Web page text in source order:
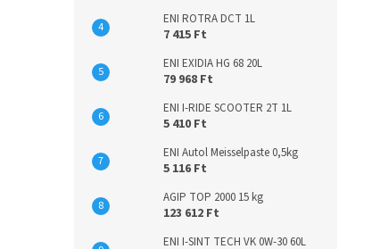
ENI ROTRA DCT 1L
7 415 Ft
ENI EXIDIA HG 68 20L
79 968 Ft
ENI I-RIDE SCOOTER 2T 1L
5 410 Ft
ENI Autol Meisselpaste 0,5kg
5 116 Ft
AGIP TOP 2000 15 kg
123 612 Ft
ENI I-SINT TECH VK 0W-30 60L